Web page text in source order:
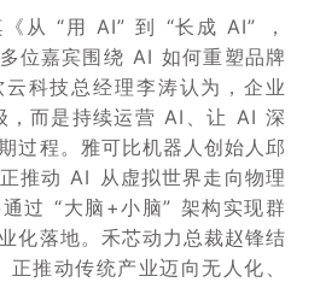
从 “用 AI” 到 “长成 AI” ，
位嘉宾围绕 AI 如何重塑品牌
科技总经理李涛认为，企业
，而是持续运营 AI、让 AI 深
过程。雅可比机器人创始人邱
推动 AI 从虚拟世界走向物理
过 “大脑+小脑” 架构实现群
化落地。禾芯动力总裁赵锋结
推动传统产业迈向无人化、